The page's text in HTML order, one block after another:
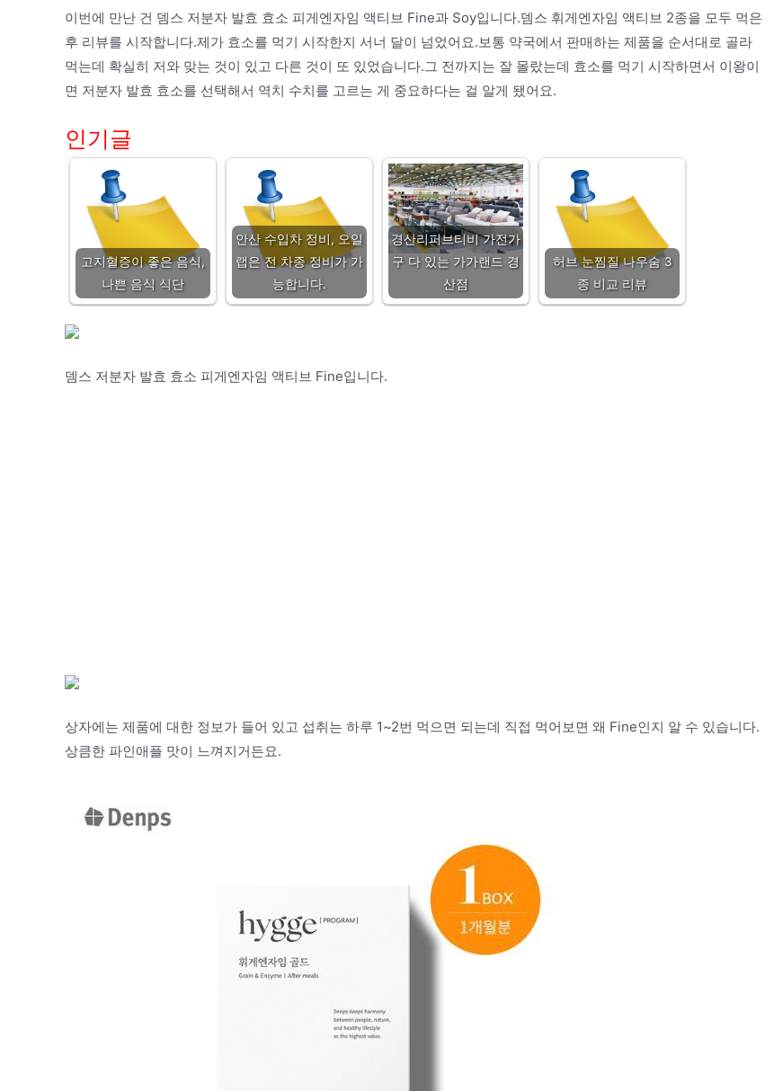
이번에 만난 건 뎀스 저분자 발효 효소 피게엔자임 액티브 Fine과 Soy입니다.뎀스 휘게엔자임 액티브 2종을 모두 먹은
후 리뷰를 시작합니다.제가 효소를 먹기 시작한지 서너 달이 넘었어요.보통 약국에서 판매하는 제품을 순서대로 골라
먹는데 확실히 저와 맞는 것이 있고 다른 것이 또 있었습니다.그 전까지는 잘 몰랐는데 효소를 먹기 시작하면서 이왕이
면 저분자 발효 효소를 선택해서 역치 수치를 고르는 게 중요하다는 걸 알게 됐어요.
인기글
고지혈증이 좋은 음식,
나쁜 음식 식단
안산 수입차 정비, 오일
랩은 전 차종 정비가 가
능합니다.
경산리퍼브티비 가전가
구 다 있는 가가랜드 경
산점
허브 눈찜질 나우숨 3
종 비교 리뷰
뎀스 저분자 발효 효소 피게엔자임 액티브 Fine입니다.
상자에는 제품에 대한 정보가 들어 있고 섭취는 하루 1~2번 먹으면 되는데 직접 먹어보면 왜 Fine인지 알 수 있습니다.
상큼한 파인애플 맛이 느껴지거든요.